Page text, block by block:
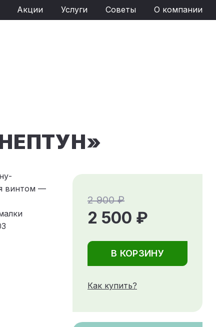
Акции Услуги Советы О компании
винтом —
2 900 ₽
2 500 ₽
В КОРЗИНУ
Как купить?